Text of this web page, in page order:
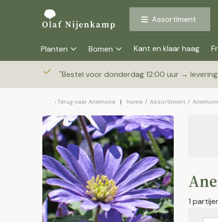
Assortiment
Planten Bomen Kant en klaar haag
"Bestel voor donderdag 12:00 uur →
Terug naar Anemone home / Assortiment /
1